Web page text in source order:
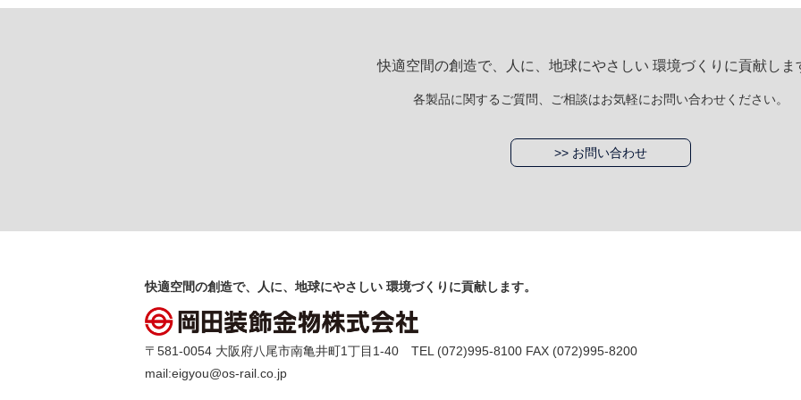
快適空間の創造で、人に、地球にやさしい 環境づくりに貢献しま
各製品に関するご質問、ご相談はお気軽にお問い合わせください。
>> お問い合わせ
快適空間の創造で、人に、地球にやさしい 環境づくりに貢献します。
〒581-0054 大阪府八尾市南亀井町1丁目1-40 TEL (072)995-8100 FAX (072)995-8200
mail:eigyou@os-rail.co.jp